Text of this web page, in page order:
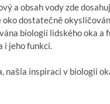
a obsah vody zde
dostatečně
biologií lidského oka a
i jeho funkci.
inspiraci v biologii